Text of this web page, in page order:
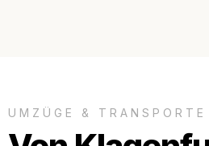
UMZÜGE & TRANSPORTE